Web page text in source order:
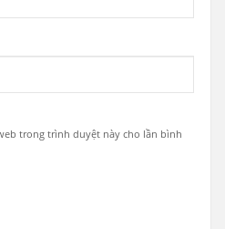
trong trình duyệt này cho lần bình